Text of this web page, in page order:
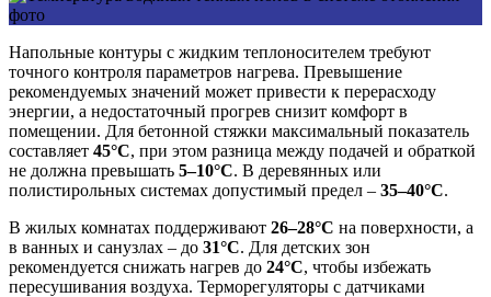
Напольные контуры с жидким теплоносителем требуют
точного контроля параметров нагрева. Превышение
рекомендуемых значений может привести к перерасходу
энергии, а недостаточный прогрев снизит комфорт в
помещении. Для бетонной стяжки максимальный показатель
составляет 45°C, при этом разница между подачей и обраткой
не должна превышать 5–10°C. В деревянных или
полистирольных системах допустимый предел – 35–40°C.
В жилых комнатах поддерживают 26–28°C на поверхности, а
в ванных и санузлах – до 31°C. Для детских зон
рекомендуется снижать нагрев до 24°C, чтобы избежать
пересушивания воздуха. Терморегуляторы с датчиками